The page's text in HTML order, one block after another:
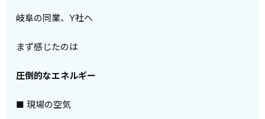
岐阜の同業、Y社へ
まず感じたのは
圧倒的なエネルギー
■ 現場の空気